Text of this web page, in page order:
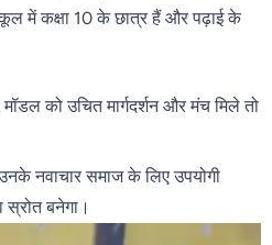
में कक्षा 10 के छात्र हैं और पढ़ाई के
को उचित मार्गदर्शन और मंच मिले तो
नवाचार समाज के लिए उपयोगी
बनेगा।